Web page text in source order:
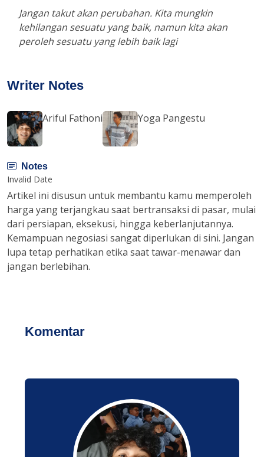
Jangan takut akan perubahan. Kita mungkin
kehilangan sesuatu yang baik, namun kita akan
peroleh sesuatu yang lebih baik lagi
Writer Notes
Ariful Fathoni Yoga Pangestu
Notes
Invalid Date
Artikel ini disusun untuk membantu kamu memperoleh
harga yang terjangkau saat bertransaksi di pasar, mulai
dari persiapan, eksekusi, hingga keberlanjutannya.
Kemampuan negosiasi sangat diperlukan di sini. Jangan
lupa tetap perhatikan etika saat tawar-menawar dan
jangan berlebihan.
Komentar